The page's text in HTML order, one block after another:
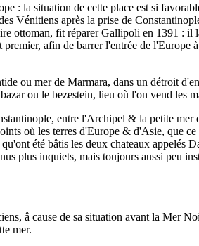
: la situation de cette place est si
Vénitiens après la prise de
ottoman, fit réparer Gallipoli en 1391 :
premier, afin de barrer l'entrée de
ou mer de Marmara, dans un détroit
ou le bezestein, lieu où l'on vend les
entre l'Archipel & la petite
où les terres d'Europe & d'Asie, que
été bâtis les deux chateaux appelés
plus inquiets, mais toujours aussi peu
â cause de sa situation avant la
mer.